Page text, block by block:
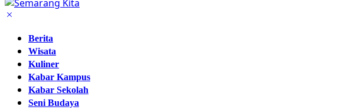
Berita
Wisata
Kuliner
Kabar Kampus
Kabar Sekolah
Seni Budaya